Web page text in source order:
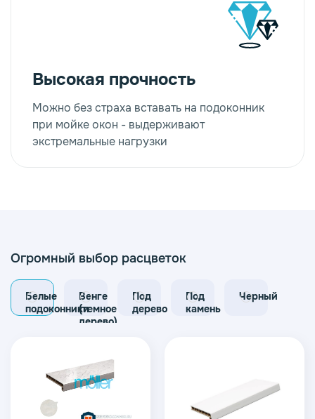
Высокая прочность
Можно без страха вставать на подоконник
при мойке окон - выдерживают
экстремальные нагрузки
Огромный выбор расцветок
Белые
подоконники
Венге
(темное
дерево)
Под
дерево
Под
камень
Черный